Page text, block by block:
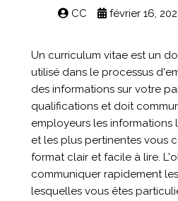
CC février 16,
Un curriculum vitae est un
utilisé dans le processus
des informations sur votre
qualifications et doit
employeurs les informations
et les plus pertinentes vous
format clair et facile à lire.
communiquer rapidement
lesquelles vous êtes